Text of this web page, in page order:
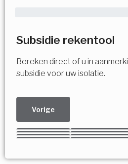
Subsidie rekentool
Bereken direct of u in
subsidie voor uw isolatie.
Vorige
Kies uw
Meerdere keuzes
Vorige Volgende